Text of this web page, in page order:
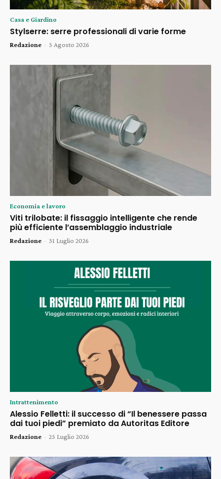
Casa e Giardino
Stylserre: serre professionali di varie forme
Redazione - 5 Agosto 2026
Economia e lavoro
Viti trilobate: il fissaggio intelligente che rende
più efficiente l’assemblaggio industriale
Redazione - 31 Luglio 2026
Intrattenimento
Alessio Felletti: il successo di “Il benessere passa
dai tuoi piedi” premiato da Autoritas Editore
Redazione - 25 Luglio 2026